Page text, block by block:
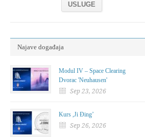
USLUGE
Najave događaja
Modul IV – Space Clearing
Dvorac 'Neuhausen'
Sep 23, 2026
Kurs ,Ji Đing’
Sep 26, 2026